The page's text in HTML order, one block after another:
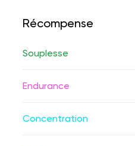
Récompense
Souplesse
Endurance
Concentration